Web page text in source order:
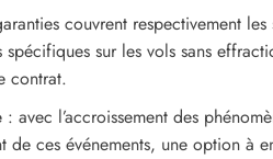
couvrent respectivement
sur les vols sans
contrat.
: avec l’accroissement des
ces événements, une option à